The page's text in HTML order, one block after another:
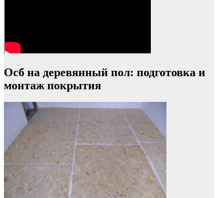
Осб на деревянный пол: подготовка и
монтаж покрытия